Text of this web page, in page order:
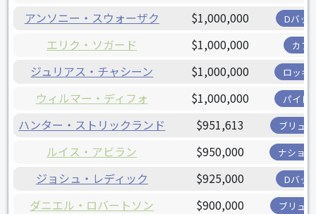
アンソニー・スウォーザク $1,000,000 Dバッ
エリク・ソガード $1,000,000 カブ
ジュリアス・チャシーン $1,000,000 ロッキ
ウィルマー・ディフォ $1,000,000 パイレ
ハンター・ストリックランド $951,613 ブリュ
ルイス・アビラン $950,000 ナショ
ジョシュ・レディック $925,000 Dバッ
ダニエル・ロバートソン $900,000 ブリュ